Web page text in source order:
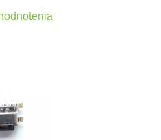
je 0,0 z 5 hviezdičiek.